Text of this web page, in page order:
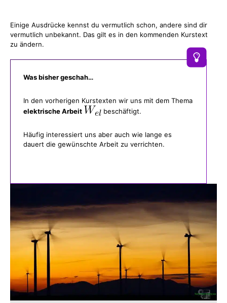
Einige Ausdrücke kennst du vermutlich schon, andere sind dir
vermutlich unbekannt. Das gilt es in den kommenden Kurstext
zu ändern.
Was bisher geschah…
In den vorherigen Kurstexten wir uns mit dem Thema
elektrische Arbeit
beschäftigt.
Häufig interessiert uns aber auch wie lange es
dauert die gewünschte Arbeit zu verrichten.